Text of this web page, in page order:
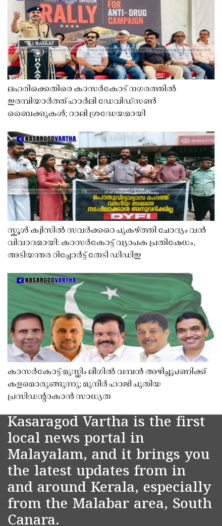
ലഹരിക്കെതിരെ കാസർകോട് നഗരത്തിൽ
ഇരമ്പിയാർത്ത് ഹാർലി ഡേവിഡ്‌സൺ
ബൈക്കുകൾ; റാലി ശ്രദ്ധേയമായി
സ്കൂൾ ക്വിസിൽ സവർക്കറെ പുകഴ്ത്തി ചോദ്യം വൻ
വിവാദമായി: കാസർകോട്ട് വ്യാപക പ്രതിഷേധം,
അടിയന്തര റിപ്പോർട്ട് തേടി ഡിഡിഇ
കാസർകോട്ട് മുസ്ലിം ലീഗിൽ വമ്പൻ അഴിച്ചുപണിക്ക്
കളമൊരുങ്ങുന്നു; മുനീർ ഹാജി പുതിയ
പ്രസിഡൻ്റാകാൻ സാധ്യത
Kasaragod Vartha is the first
local news portal in
Malayalam, and it brings you
the latest updates from in
and around Kerala, especially
from the Malabar area, South
Canara.